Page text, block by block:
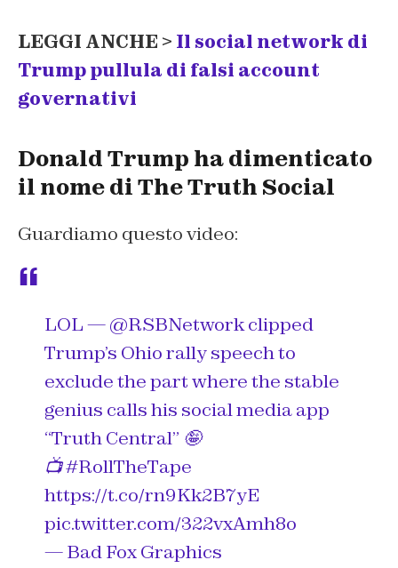
LEGGI ANCHE > Il social network di
Trump pullula di falsi account
governativi
Donald Trump ha dimenticato
il nome di The Truth Social
Guardiamo questo video:
LOL —@RSBNetworkclipped
Trump’s Ohio rally speech to
exclude the part where the stable
genius calls his social media app
“Truth Central” 🤪
📺#RollTheTape
https://t.co/rn9Kk2B7yE
pic.twitter.com/322vxAmh8o
— Bad Fox Graphics